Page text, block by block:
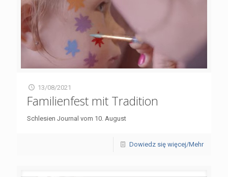
13/08/2021
Familienfest mit Tradition
Schlesien Journal vom 10. August
Dowiedz się więcej/Mehr